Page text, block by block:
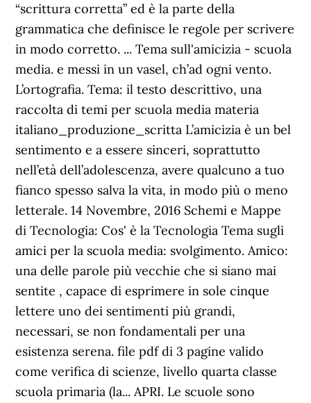
“scrittura corretta” ed è la parte della
grammatica che definisce le regole per scrivere
in modo corretto. ... Tema sull'amicizia - scuola
media. e messi in un vasel, ch’ad ogni vento.
L’ortografia. Tema: il testo descrittivo, una
raccolta di temi per scuola media materia
italiano_produzione_scritta L’amicizia è un bel
sentimento e a essere sinceri, soprattutto
nell’età dell’adolescenza, avere qualcuno a tuo
fianco spesso salva la vita, in modo più o meno
letterale. 14 Novembre, 2016 Schemi e Mappe
di Tecnologia: Cos' è la Tecnologia Tema sugli
amici per la scuola media: svolgimento. Amico:
una delle parole più vecchie che si siano mai
sentite , capace di esprimere in sole cinque
lettere uno dei sentimenti più grandi,
necessari, se non fondamentali per una
esistenza serena. file pdf di 3 pagine valido
come verifica di scienze, livello quarta classe
scuola primaria (la... APRI. Le scuole sono